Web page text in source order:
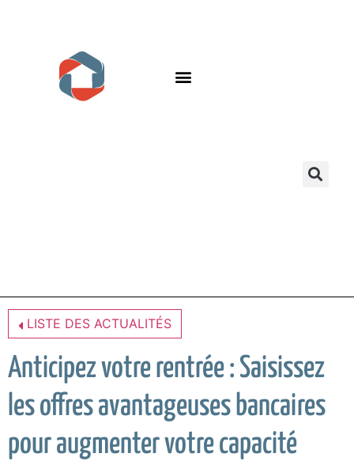
LISTE DES ACTUALITÉS
Anticipez votre rentrée : Saisissez
les offres avantageuses bancaires
pour augmenter votre capacité